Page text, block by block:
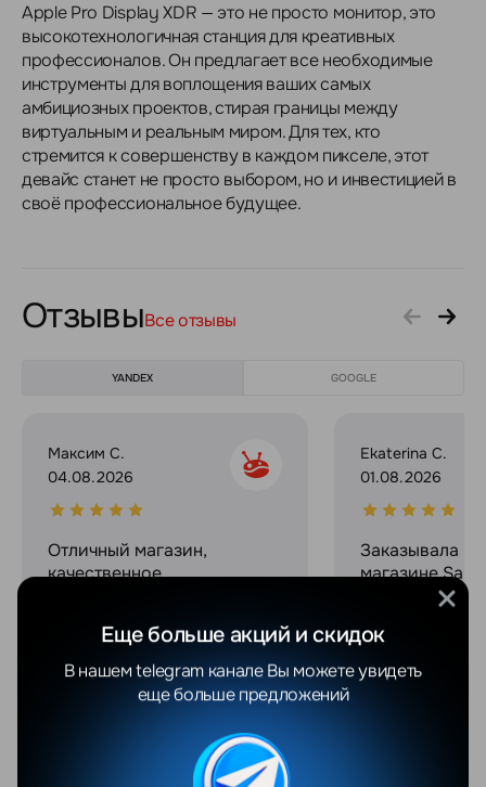
Apple Pro Display XDR — это не просто монитор, это
высокотехнологичная станция для креативных
профессионалов. Он предлагает все необходимые
инструменты для воплощения ваших самых
амбициозных проектов, стирая границы между
виртуальным и реальным миром. Для тех, кто
стремится к совершенству в каждом пикселе, этот
девайс станет не просто выбором, но и инвестицией в
своё профессиональное будущее.
ОтзывыВсе отзывы
YANDEX GOOGLE
Максим С.
04.08.2026
Отличный магазин,
качественное
огромное за сервис и
связь на протяжении всего
процесса покупки!
Ekaterina C.
01.08.2026
Заказывала в
магазине
Ultra и хочу
прошла
комфортно,
работают
Еще больше акций и скидок
В нашем telegram канале Вы можете увидеть
еще больше предложений